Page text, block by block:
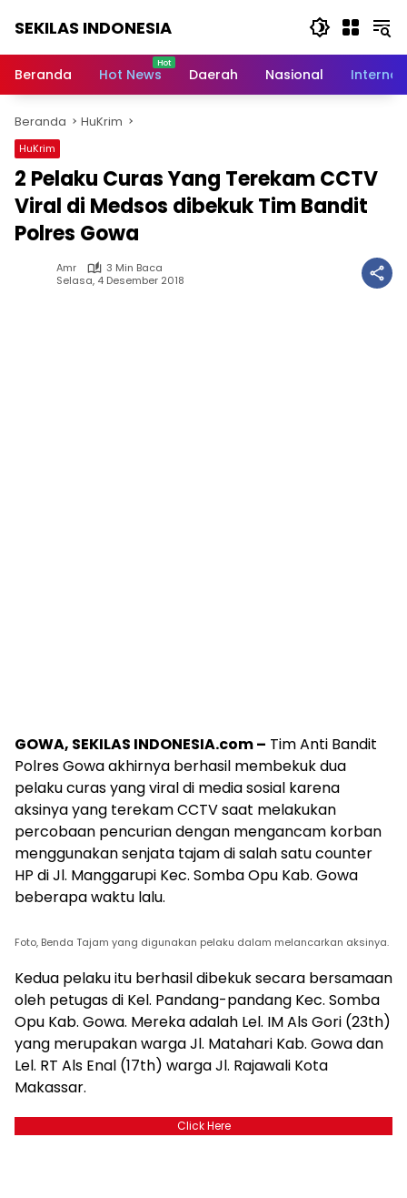
SEKILAS INDONESIA
Terkini,
Latest
World,
Headlines,
News
Today
Beranda Hot News Daerah Nasional
Beranda HuKrim
HuKrim
2 Pelaku Curas Yang Terekam CCTV
Viral di Medsos dibekuk Tim Bandit
Polres Gowa
Amr
3 Min Baca
Selasa, 4 Desember 2018
GOWA, SEKILAS INDONESIA.com – Tim Anti Bandit
Polres Gowa akhirnya berhasil membekuk dua
pelaku curas yang viral di media sosial karena
aksinya yang terekam CCTV saat melakukan
percobaan pencurian dengan mengancam korban
menggunakan senjata tajam di salah satu counter
HP di Jl. Manggarupi Kec. Somba Opu Kab. Gowa
beberapa waktu lalu.
Foto, Benda Tajam yang digunakan pelaku dalam melancarkan aksinya.
Kedua pelaku itu berhasil dibekuk secara bersamaan
oleh petugas di Kel. Pandang-pandang Kec. Somba
Opu Kab. Gowa. Mereka adalah Lel. IM Als Gori (23th)
yang merupakan warga Jl. Matahari Kab. Gowa dan
Lel. RT Als Enal (17th) warga Jl. Rajawali Kota
Makassar.
Click Here